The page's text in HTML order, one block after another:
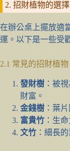
2. 招財植物的選
在辦公桌上擺放適
運。以下是一些受
2.1 常見的招財植物
發財樹 ：被
財富。
金錢樹 ：葉
富貴竹 ：生
文竹 ：細長